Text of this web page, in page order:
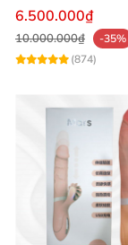
Tốt
6.500.000₫
10.000.000₫
-35%
(874)